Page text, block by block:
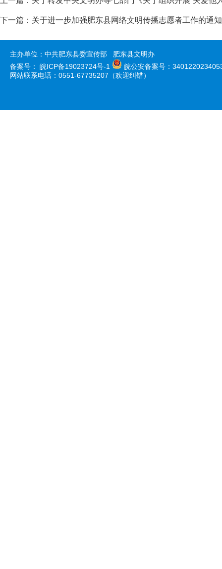
下一篇： 关于进一步加强肥东县网络文明传播志愿者工作的通知
主办单位：中共肥东县委宣传部 肥东县文明办
备案号： 皖ICP备19023724号-1
皖公安备案号：
网站联系电话：0551-67735207（欢迎纠错）